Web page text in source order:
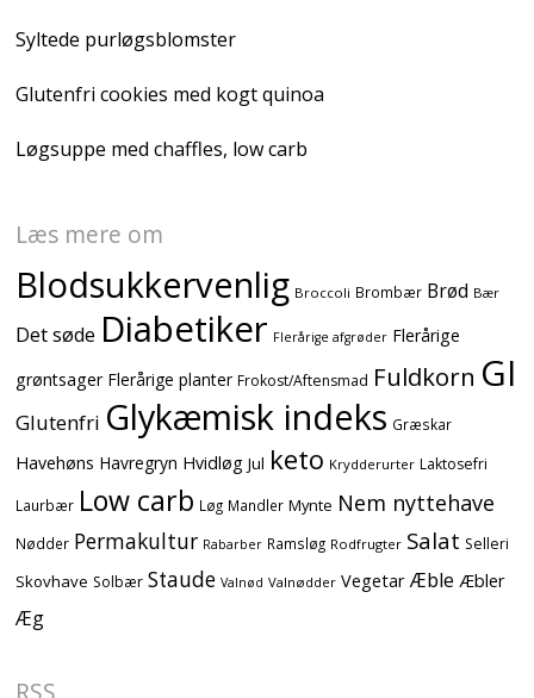
Syltede purløgsblomster
Glutenfri cookies med kogt quinoa
Løgsuppe med chaffles, low carb
Læs mere om
Blodsukkervenlig Broccoli Brombær Brød Bær
Det søde Diabetiker Flerårige afgrøder Flerårige
grøntsager Flerårige planter Frokost/Aftensmad Fuldkorn GI
Glutenfri Glykæmisk indeks Græskar
Havehøns Havregryn Hvidløg Jul keto Krydderurter Laktosefri
Laurbær Low carb Løg Mandler Mynte Nem nyttehave
Nødder Permakultur Rabarber Ramsløg Rodfrugter Salat Selleri
Skovhave Solbær Staude Valnød Valnødder Vegetar Æble Æbler
Æg